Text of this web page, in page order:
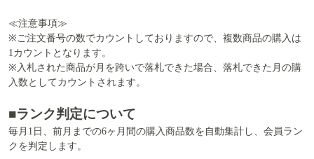
≪注意事項≫
※ご注文番号の数でカウントしておりますので、複数商品の購入は
1カウントとなります。
※入札された商品が月を跨いで落札できた場合、落札できた月の購
入数としてカウントされます。
■ランク判定について
毎月1日、前月までの6ヶ月間の購入商品数を自動集計し、会員ラン
クを判定します。